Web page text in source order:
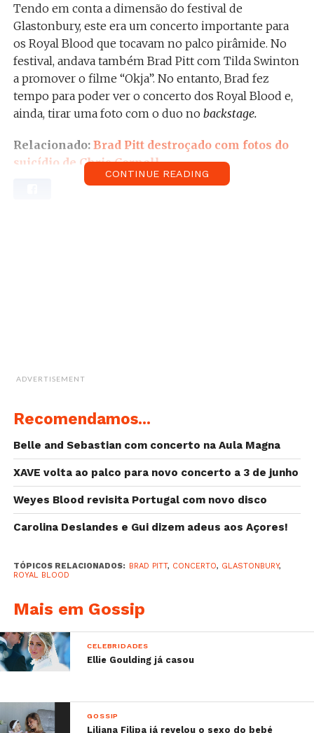
Tendo em conta a dimensão do festival de
Glastonbury, este era um concerto importante para
os Royal Blood que tocavam no palco pirâmide. No
festival, andava também Brad Pitt com Tilda Swinton
a promover o filme “Okja”. No entanto, Brad fez
tempo para poder ver o concerto dos Royal Blood e,
ainda, tirar uma foto com o duo no backstage.
Relacionado: Brad Pitt destroçado com fotos do
suicídio de Chris Cornell.
CONTINUE READING
ADVERTISEMENT
Recomendamos...
Belle and Sebastian com concerto na Aula Magna
XAVE volta ao palco para novo concerto a 3 de junho
Weyes Blood revisita Portugal com novo disco
Carolina Deslandes e Gui dizem adeus aos Açores!
TÓPICOS RELACIONADOS: BRAD PITT, CONCERTO, GLASTONBURY,
ROYAL BLOOD
Mais em Gossip
CELEBRIDADES
Ellie Goulding já casou
GOSSIP
Liliana Filipa já revelou o sexo do bebé